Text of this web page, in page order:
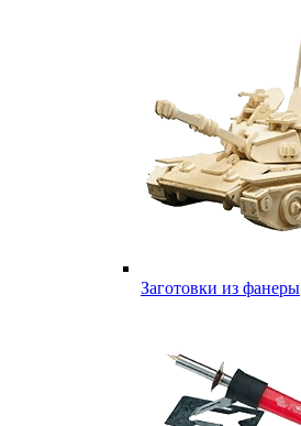
Заготовки из фанеры